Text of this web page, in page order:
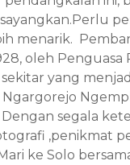
menarik.
oleh
yang
segala
,penikmat
ke Solo